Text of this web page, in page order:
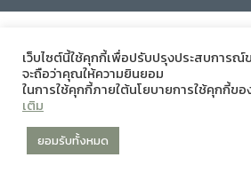
เว็บไซต์นี้ใช้คุกกี้เพื่อปรับปรุงประสบการณ์
จะถือว่าคุณให้ความยินยอม
ในการใช้คุกกี้ภายใต้นโยบายการใช้คุกกี้ขอ
เติม
ยอมรับทั้งหมด